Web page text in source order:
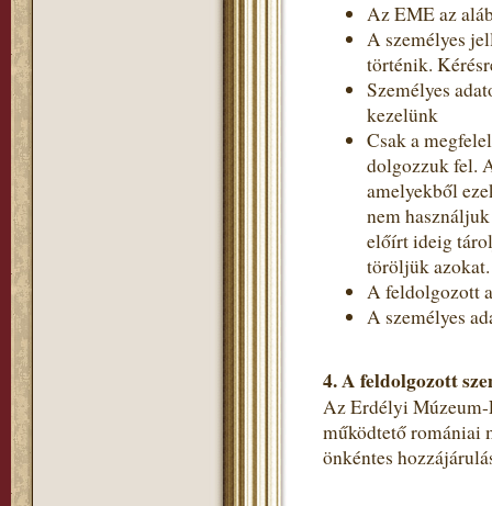
Az EME az
A személyes
történik.
Személyes
kezelünk
Csak a
dolgozzuk fel.
amelyekből
nem
előírt ideig
töröljük azokat.
A feldolgozott
A személyes
4.A feldolgozott
Az Erdélyi Múzeum-
működtető romániai
önkéntes